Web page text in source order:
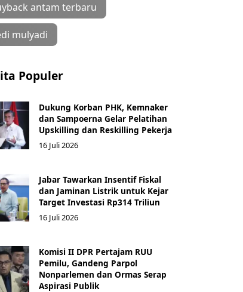
antam terbaru
mulyadi
Populer
Dukung Korban PHK, Kemnaker
dan Sampoerna Gelar Pelatihan
Upskilling dan Reskilling Pekerja
16 Juli 2026
Jabar Tawarkan Insentif Fiskal
dan Jaminan Listrik untuk Kejar
Target Investasi Rp314 Triliun
16 Juli 2026
Komisi II DPR Pertajam RUU
Pemilu, Gandeng Parpol
Nonparlemen dan Ormas Serap
Aspirasi Publik